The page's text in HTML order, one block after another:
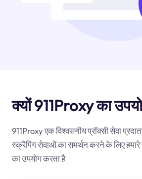
क्यों 911Proxy का
911Proxy एक विश्वसनीय प्रॉक्सी सेवा
स्क्रैपिंग सेवाओं का समर्थन करने के लिए हमारे
का उपयोग करता है